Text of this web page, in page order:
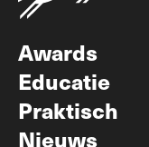
Awards
Educatie
Praktisch
Nieuws